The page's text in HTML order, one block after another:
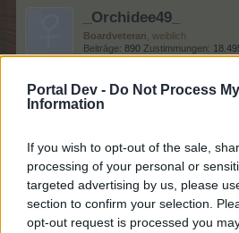
Portal Dev - Do Not Process
Information
If you wish to opt-out of the sale,
processing of your personal or
targeted advertising by us, please
section to confirm your selection.
opt-out request is processed you
_Orchidee49_
Boardveteran , weiblich
Beiträge: 890 Zustimmungen:
xMostix
Admiral des Forums
-Mosti-
Forenfreak , weiblich
Beiträge: 2.682 Zustimmungen:
kalua